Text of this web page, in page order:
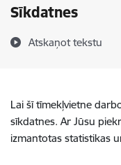
Sīkdatnes
Atskaņot tekstu
Lai šī tīmekļvietne
sīkdatnes. Ar Jūsu
izmantotas statistikas